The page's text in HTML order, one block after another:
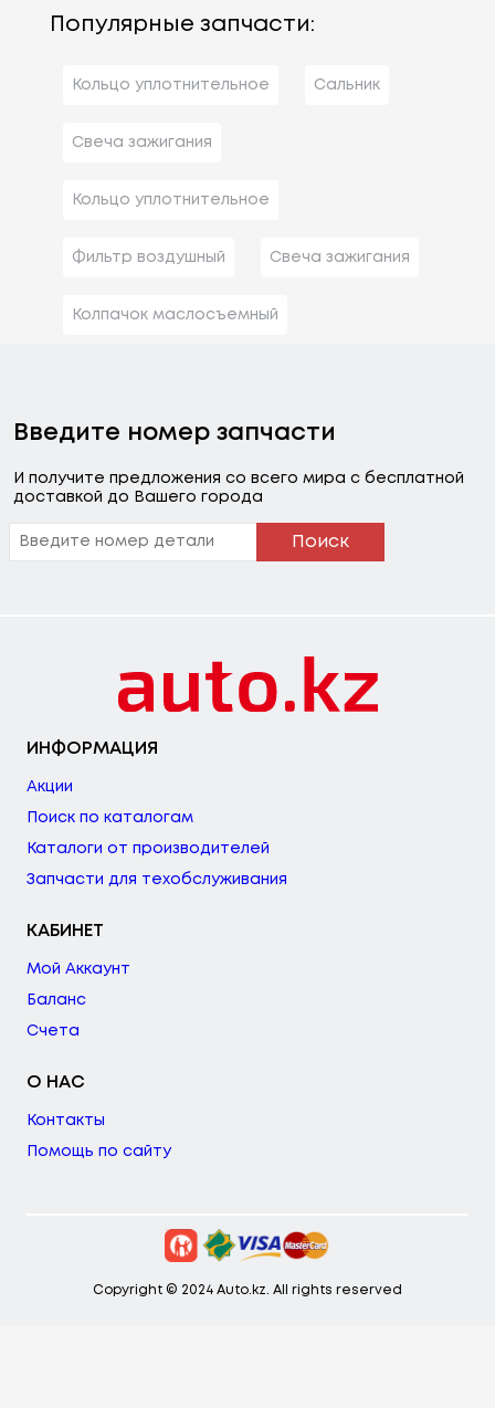
Популярные запчасти:
Кольцо уплотнительное Сальник
Свеча зажигания
Кольцо уплотнительное
Фильтр воздушный Свеча зажигания
Колпачок маслосъемный
Введите номер запчасти
И получите предложения со всего мира с бесплатной
доставкой до Вашего города
Поиск
ИНФОРМАЦИЯ
Акции
Поиск по каталогам
Каталоги от производителей
Запчасти для техобслуживания
КАБИНЕТ
Мой Аккаунт
Баланс
Счета
О НАС
Контакты
Помощь по сайту
Copyright © 2024 Auto.kz. All rights reserved